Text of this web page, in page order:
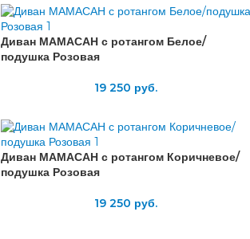
Диван МАМАСАН с ротангом Белое/
подушка Розовая
19 250 руб.
Диван МАМАСАН с ротангом Коричневое/
подушка Розовая
19 250 руб.